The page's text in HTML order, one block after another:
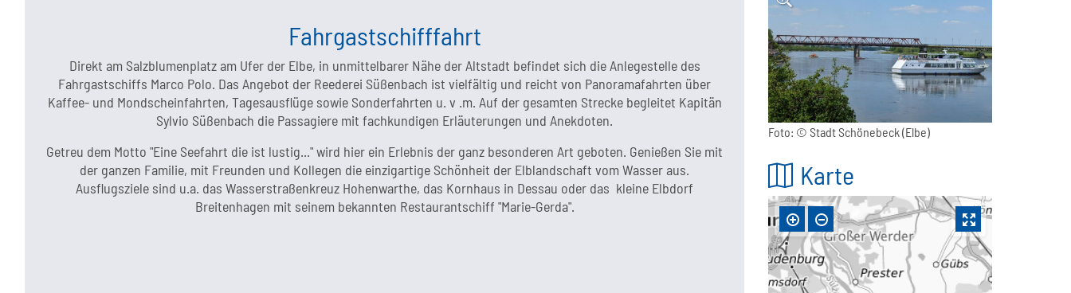
Fahrgastschifffahrt
Direkt am Salzblumenplatz am Ufer der Elbe, in unmittelbarer Nähe der Altstadt befindet sich die Anlegestelle des
Fahrgastschiffs Marco Polo. Das Angebot der Reederei Süßenbach ist vielfältig und reicht von Panoramafahrten über
Kaffee- und Mondscheinfahrten, Tagesausflüge sowie Sonderfahrten u. v .m. Auf der gesamten Strecke begleitet Kapitän
Sylvio Süßenbach die Passagiere mit fachkundigen Erläuterungen und Anekdoten.
Getreu dem Motto "Eine Seefahrt die ist lustig..." wird hier ein Erlebnis der ganz besonderen Art geboten. Genießen Sie mit
der ganzen Familie, mit Freunden und Kollegen die einzigartige Schönheit der Elblandschaft vom Wasser aus.
Ausflugsziele sind u.a. das Wasserstraßenkreuz Hohenwarthe, das Kornhaus in Dessau oder das kleine Elbdorf
Breitenhagen mit seinem bekannten Restaurantschiff "Marie-Gerda".
Foto: © Stadt Schönebeck (Elbe)
Karte